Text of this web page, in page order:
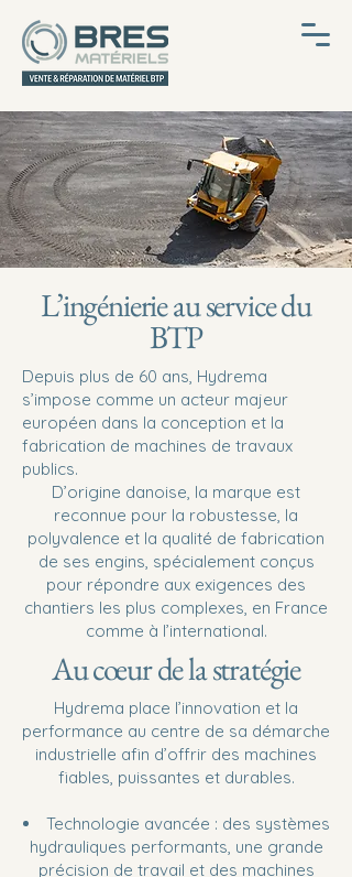
L’ingénierie au service du
BTP
Depuis plus de 60 ans, Hydrema
s’impose comme un acteur majeur
européen dans la conception et la
fabrication de machines de travaux
publics.
D’origine danoise, la marque est
reconnue pour la robustesse, la
polyvalence et la qualité de fabrication
de ses engins, spécialement conçus
pour répondre aux exigences des
chantiers les plus complexes, en France
comme à l’international.
Au cœur de la stratégie
Hydrema place l’innovation et la
performance au centre de sa démarche
industrielle afin d’offrir des machines
fiables, puissantes et durables.
Technologie avancée : des systèmes
hydrauliques performants, une grande
précision de travail et des machines